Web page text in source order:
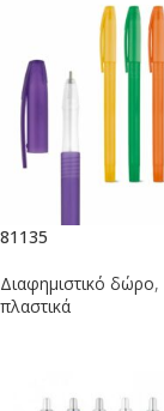
81135
Διαφημιστικό δώρο,
πλαστικά